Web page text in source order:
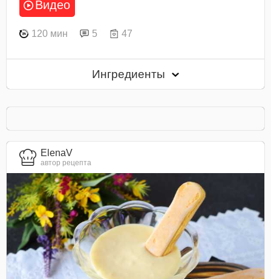
Видео
120 мин 5 47
Ингредиенты
ElenaV
автор рецепта